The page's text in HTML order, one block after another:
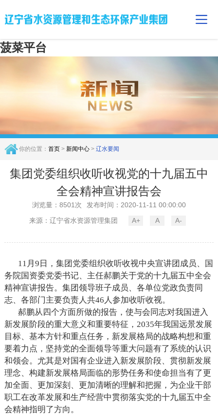
菠菜平台
你的位置： 首页> 新闻中心> 辽水要闻
集团党委组织收听收视党的十九届五中
全会精神宣讲报告会
浏览量：8501次
发布时间：2020-11-11 00:00:00
来源：辽宁省水资源管理集团
A+ A A-
11月9日，集团党委组织收听收视中央宣讲团成员、国
务院国资委党委书记、主任郝鹏关于党的十九届五中全会
精神宣讲报告。集团领导班子成员、各单位党政负责同
志、各部门主要负责人共46人参加收听收视。
郝鹏从四个方面所做的报告，使与会同志对我国进入
新发展阶段的重大意义和重要特征，2035年我国远景发展
目标、基本方针和重点任务，新发展格局的战略构想和重
要着力点，坚持党的全面领导等重大问题有了系统的认识
和领会。尤其是对国有企业进入新发展阶段、贯彻新发展
理念、构建新发展格局面临的形势任务和使命担当有了更
加全面、更加深刻、更加清晰的理解和把握，为企业干部
职工在改革发展和生产经营中贯彻落实党的十九届五中全
会精神指明了方向。